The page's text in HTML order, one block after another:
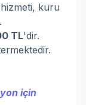
hizmeti, kuru
TL'dir.
için